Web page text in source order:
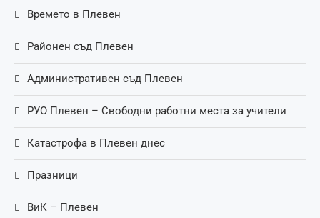
Времето в Плевен
Районен съд Плевен
Административен съд Плевен
РУО Плевен – Свободни работни места за учители
Катастрофа в Плевен днес
Празници
ВиК – Плевен